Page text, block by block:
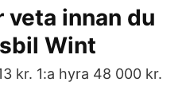
innan du
Wint
kr. 1:a hyra 48 000 kr.